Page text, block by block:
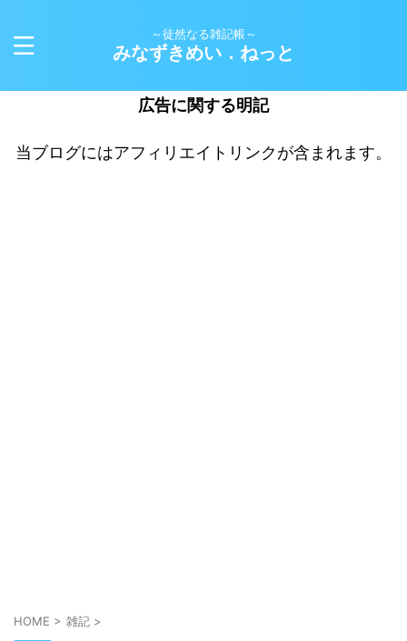
～徒然なる雑記帳～
みなずきめい．ねっと
広告に関する明記
当ブログにはアフィリエイトリンクが含まれます。
HOME > 雑記 >